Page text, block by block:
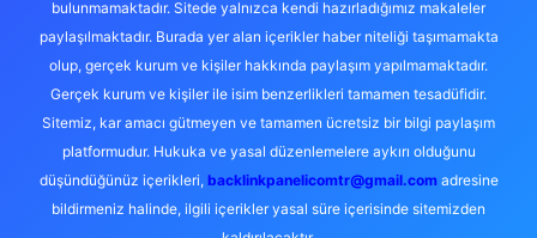
bulunmamaktadır. Sitede yalnızca kendi hazırladığımız makaleler
paylaşılmaktadır. Burada yer alan içerikler haber niteliği taşımamakta
olup, gerçek kurum ve kişiler hakkında paylaşım yapılmamaktadır.
Gerçek kurum ve kişiler ile isim benzerlikleri tamamen tesadüfidir.
Sitemiz, kar amacı gütmeyen ve tamamen ücretsiz bir bilgi paylaşım
platformudur. Hukuka ve yasal düzenlemelere aykırı olduğunu
düşündüğünüz içerikleri, backlinkpanelicomtr@gmail.comadresine
bildirmeniz halinde, ilgili içerikler yasal süre içerisinde sitemizden